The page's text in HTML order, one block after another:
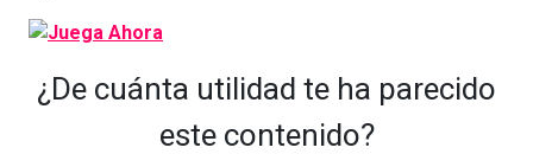
¿De cuánta utilidad te ha parecido
este contenido?